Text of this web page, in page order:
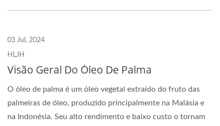
03 Jul, 2024
HLJH
Visão Geral Do Óleo De Palma
O óleo de palma é um óleo vegetal extraído do fruto das
palmeiras de óleo, produzido principalmente na Malásia e
na Indonésia. Seu alto rendimento e baixo custo o tornam